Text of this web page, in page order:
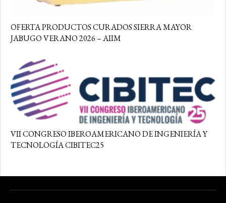
OFERTA PRODUCTOS CURADOS SIERRA MAYOR
JABUGO VERANO 2026 – AIIM
VII CONGRESO IBEROAMERICANO DE INGENIERÍA Y
TECNOLOGÍA CIBITEC25